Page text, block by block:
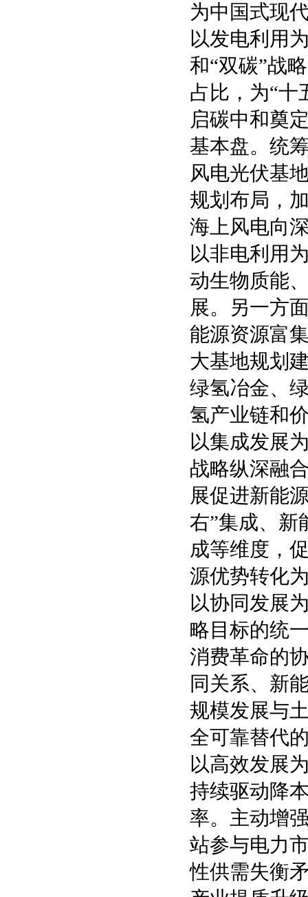
为中国式现
以发电利用
和“双碳”战
占比，为“十
启碳中和奠
基本盘。统
风电光伏基
规划布局，
海上风电向
以非电利用
动生物质能
展。另一方
能源资源富
大基地规划
绿氢冶金、
氢产业链和
以集成发展
战略纵深融
展促进新能
右”集成、新
成等维度，
源优势转化
以协同发展
略目标的统
消费革命的
同关系、新
规模发展与
全可靠替代
以高效发展
持续驱动降
率。主动增
站参与电力
性供需失衡